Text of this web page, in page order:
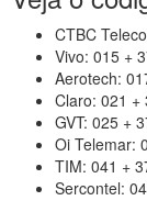
CTBC
Vivo: 015 +
Aerotech:
Claro: 021 +
GVT: 025 +
Oi Telemar:
TIM: 041 +
Sercontel: